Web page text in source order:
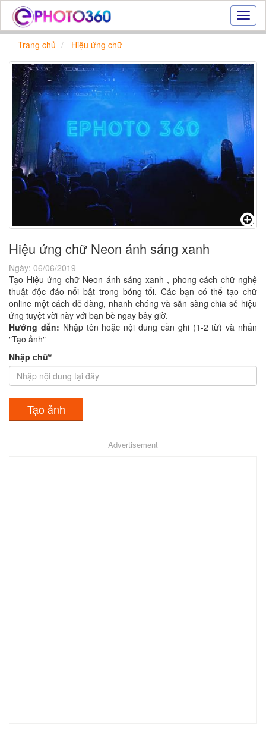
Hiệu
ứng
|
Tạo
ảnh
đẹp
trực
tuyến,
tạo
online
Trang chủ Hiệu ứng chữ
Hiệu ứng chữ Neon ánh sáng xanh
Ngày: 06/06/2019
Tạo Hiệu ứng chữ Neon ánh sáng xanh , phong cách chữ nghệ
thuật độc đáo nổi bật trong bóng tối. Các bạn có thể tạo chữ
online một cách dễ dàng, nhanh chóng và sẵn sàng chia sẻ hiệu
ứng tuyệt vời này với bạn bè ngay bây giờ.
Hướng dẫn: Nhập tên hoặc nội dung cần ghi (1-2 từ) và nhấn
"Tạo ảnh"
Nhập chữ*
Advertisement